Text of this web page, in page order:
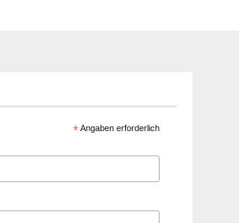
*Angaben erforderlich